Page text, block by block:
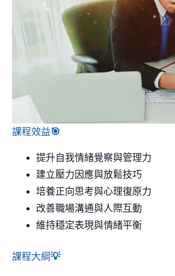
課程效益🎯
提升自我情緒覺察與管理力
建立壓力因應與放鬆技巧
培養正向思考與心理復原力
改善職場溝通與人際互動
維持穩定表現與情緒平衡
課程大綱💡